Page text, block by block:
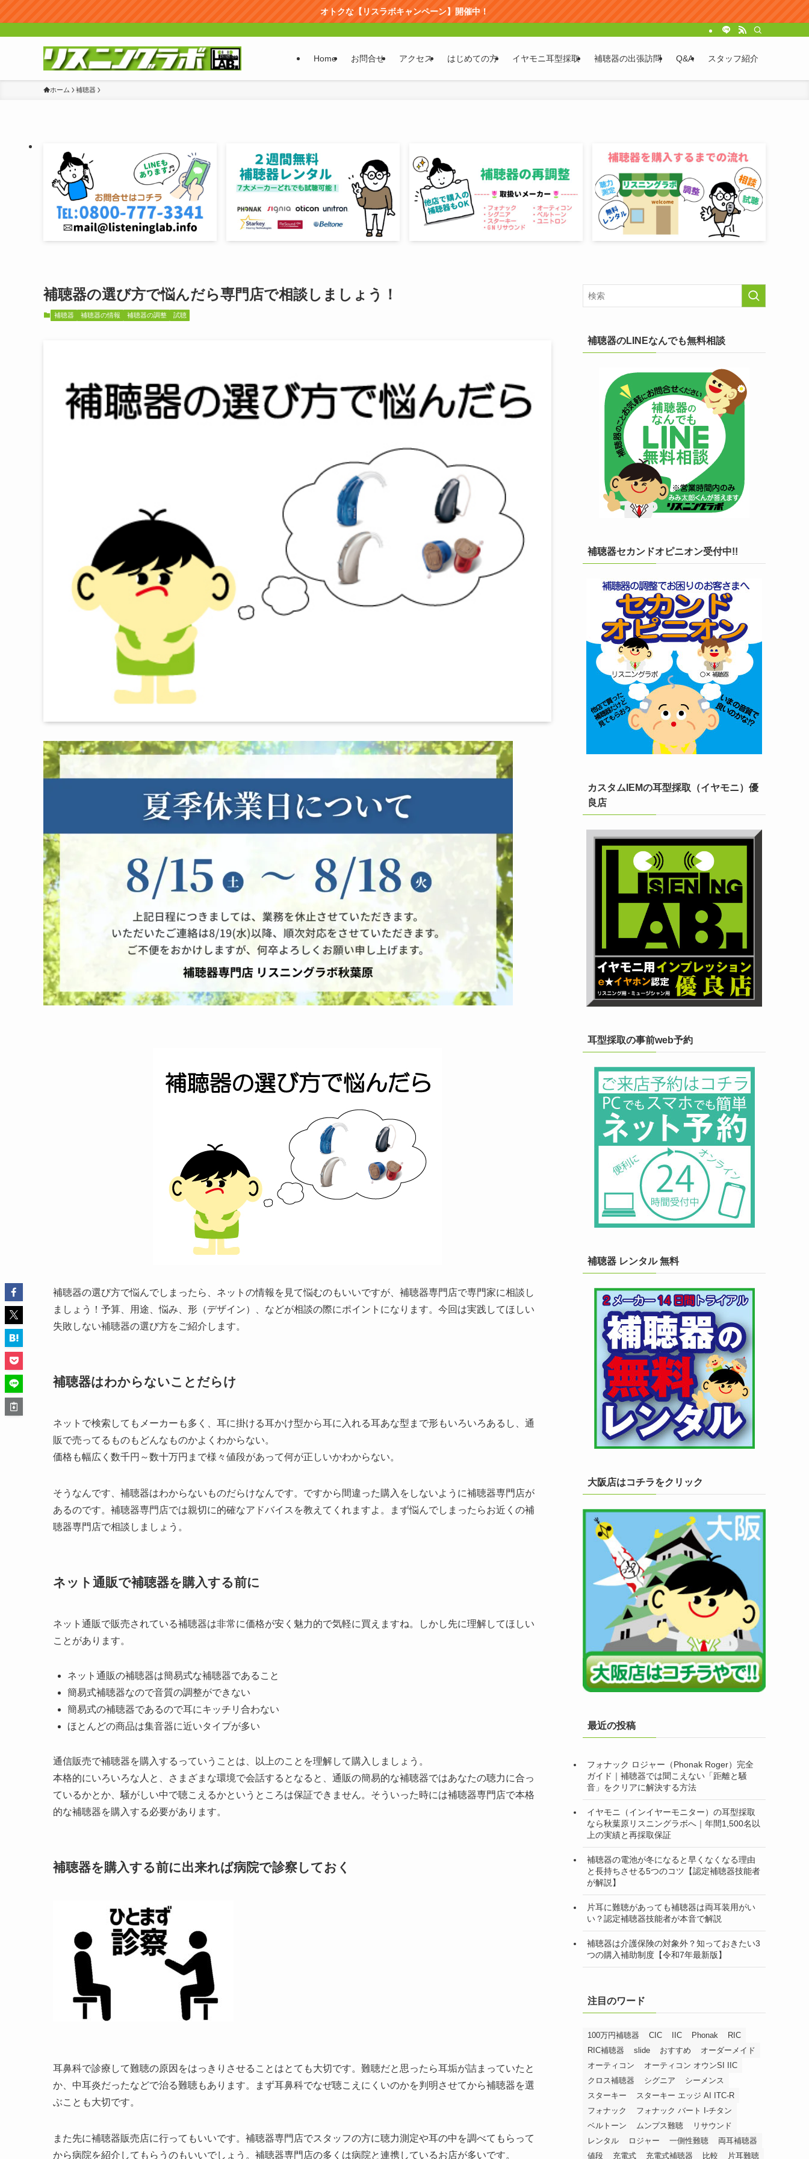
オトクな【リスラボキャンペーン】開催中！
Home お問合せ アクセス はじめての方 イヤモニ耳型採取 補聴器の出張訪問 Q&A スタッフ紹介
ホーム 補聴器
補聴器の選び方で悩んだら専門店で相談しましょう！
補聴器 補聴器の情報 補聴器の調整 試聴
補聴器の選び方で悩んでしまったら、ネットの情報を見て悩むのもいいですが、補聴器専門店で専門家に相談し
ましょう！予算、用途、悩み、形（デザイン）、などが相談の際にポイントになります。今回は実践してほしい
失敗しない補聴器の選び方をご紹介します。
補聴器はわからないことだらけ
ネットで検索してもメーカーも多く、耳に掛ける耳かけ型から耳に入れる耳あな型まで形もいろいろあるし、通
販で売ってるものもどんなものかよくわからない。
価格も幅広く数千円～数十万円まで様々値段があって何が正しいかわからない。
そうなんです、補聴器はわからないものだらけなんです。ですから間違った購入をしないように補聴器専門店が
あるのです。補聴器専門店では親切に的確なアドバイスを教えてくれますよ。まず悩んでしまったらお近くの補
聴器専門店で相談しましょう。
ネット通販で補聴器を購入する前に
ネット通販で販売されている補聴器は非常に価格が安く魅力的で気軽に買えますね。しかし先に理解してほしい
ことがあります。
ネット通販の補聴器は簡易式な補聴器であること
簡易式補聴器なので音質の調整ができない
簡易式の補聴器であるので耳にキッチリ合わない
ほとんどの商品は集音器に近いタイプが多い
通信販売で補聴器を購入するっていうことは、以上のことを理解して購入しましょう。
本格的にいろいろな人と、さまざまな環境で会話するとなると、通販の簡易的な補聴器ではあなたの聴力に合っ
ているかとか、騒がしい中で聴こえるかというところは保証できません。そういった時には補聴器専門店で本格
的な補聴器を購入する必要があります。
補聴器を購入する前に出来れば病院で診察しておく
耳鼻科で診療して難聴の原因をはっきりさせることはとても大切です。難聴だと思ったら耳垢が詰まっていたと
か、中耳炎だったなどで治る難聴もあります。まず耳鼻科でなぜ聴こえにくいのかを判明させてから補聴器を選
ぶことも大切です。
また先に補聴器販売店に行ってもいいです。補聴器専門店でスタッフの方に聴力測定や耳の中を調べてもらって
から病院を紹介してもらうのもいいでしょう。補聴器専門店の多くは病院と連携しているお店が多いです。
補聴器のLINEなんでも無料相談
補聴器セカンドオピニオン受付中!!
カスタムIEMの耳型採取（イヤモニ）優
良店
耳型採取の事前web予約
補聴器 レンタル 無料
大阪店はコチラをクリック
最近の投稿
フォナック ロジャー（Phonak Roger）完全
ガイド｜補聴器では聞こえない「距離と騒
音」をクリアに解決する方法
イヤモニ（インイヤーモニター）の耳型採取
なら秋葉原リスニングラボへ｜年間1,500名以
上の実績と再採取保証
補聴器の電池が冬になると早くなくなる理由
と長持ちさせる5つのコツ【認定補聴器技能者
が解説】
片耳に難聴があっても補聴器は両耳装用がい
い？認定補聴器技能者が本音で解説
補聴器は介護保険の対象外？知っておきたい3
つの購入補助制度【令和7年最新版】
注目のワード
100万円補聴器 CIC IIC Phonak
RIC
RIC補聴器
slide おすすめ
オーダーメイド
オーティコン
オーティコン オウンSI IIC
クロス補聴器
シグニア
シーメンス
スターキー
スターキー エッジ AI ITC-R
フォナック
フォナック バート I-チタン
ベルトーン
ムンプス難聴
リサウンド
レンタル
ロジャー 一側性難聴
両耳補聴器
値段
充電式 充電式補聴器 比較 片耳難聴